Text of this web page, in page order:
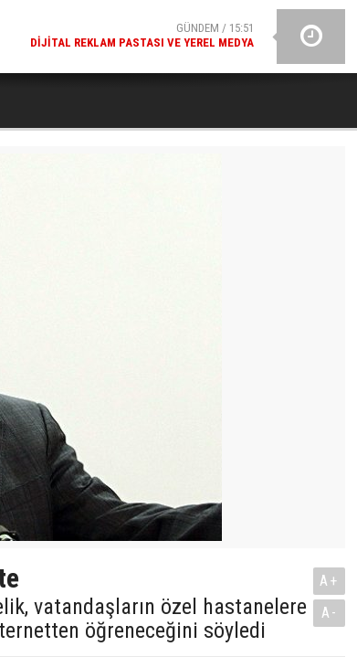
GÜNDEM / 15:51
DIJITAL REKLAM PASTASI VE YEREL MEDYA
SPOR / 14:20
vatandaşların özel hastanelere
öğreneceğini söyledi
A+
A-